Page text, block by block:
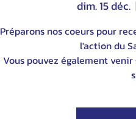
dim. 15 déc.
Préparons nos coeurs pour
l'action du
Vous pouvez également